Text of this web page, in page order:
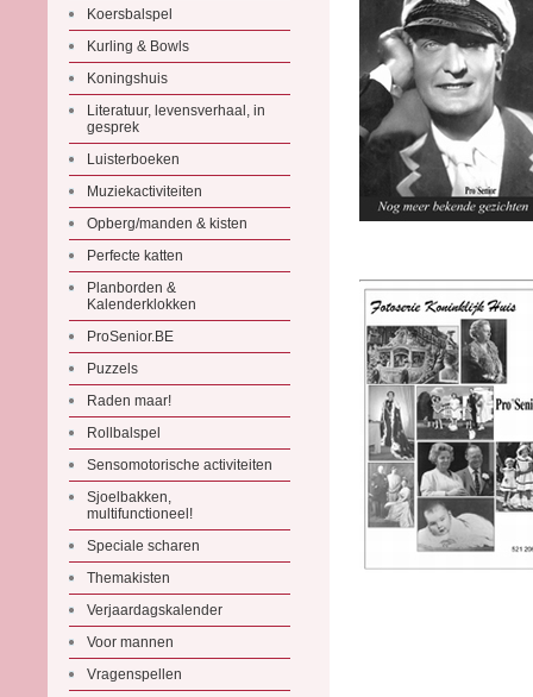
Koersbalspel
Kurling & Bowls
Koningshuis
Literatuur, levensverhaal, in
gesprek
Luisterboeken
Muziekactiviteiten
Opberg/manden & kisten
Perfecte katten
Planborden &
Kalenderklokken
ProSenior.BE
Puzzels
Raden maar!
Rollbalspel
Sensomotorische activiteiten
Sjoelbakken,
multifunctioneel!
Speciale scharen
Themakisten
Verjaardagskalender
Voor mannen
Vragenspellen